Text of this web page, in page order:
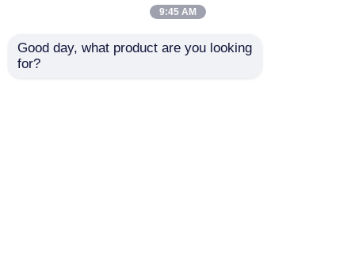
9:45 AM
Good day, what product are you looking
for?